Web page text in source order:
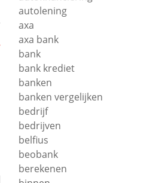
autolening
axa
axa bank
bank
bank krediet
banken
banken vergelijken
bedrijf
bedrijven
belfius
beobank
berekenen